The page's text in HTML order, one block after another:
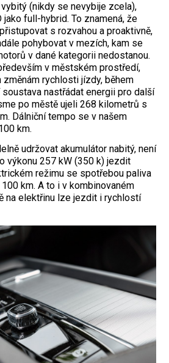
(nikdy se nevybije zcela),
jako full-hybrid. To znamená, že
s rozvahou a proaktivně,
pohybovat v mezích, kam se
v dané kategorii nedostanou.
v městském prostředí,
rychlosti jízdy, během
nastřádat energii pro další
po městě ujeli 268 kilometrů s
Dálniční tempo se v našem
km.
udržovat akumulátor nabitý, není
výkonu 257 kW (350 k) jezdit
režimu se spotřebou paliva
km. A to i v kombinovaném
na elektřinu lze jezdit i rychlostí